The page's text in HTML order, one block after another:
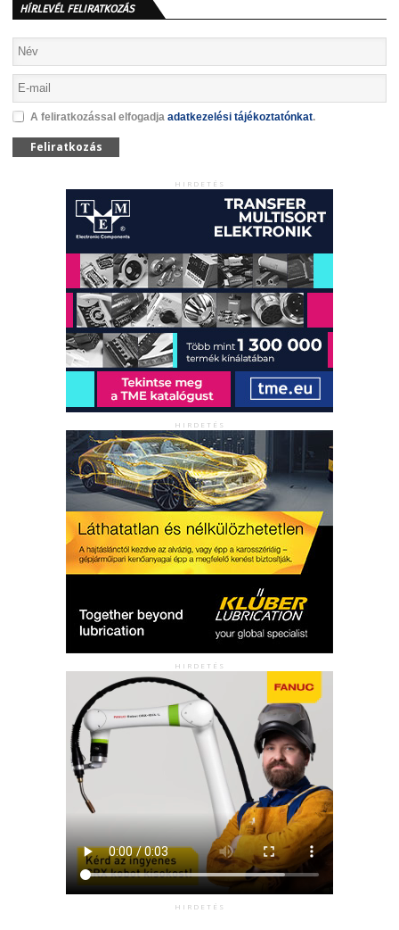
HÍRLEVÉL FELIRATKOZÁS
A feliratkozással elfogadja adatkezelési tájékoztatónkat.
Feliratkozás
HIRDETÉS
HIRDETÉS
HIRDETÉS
HIRDETÉS